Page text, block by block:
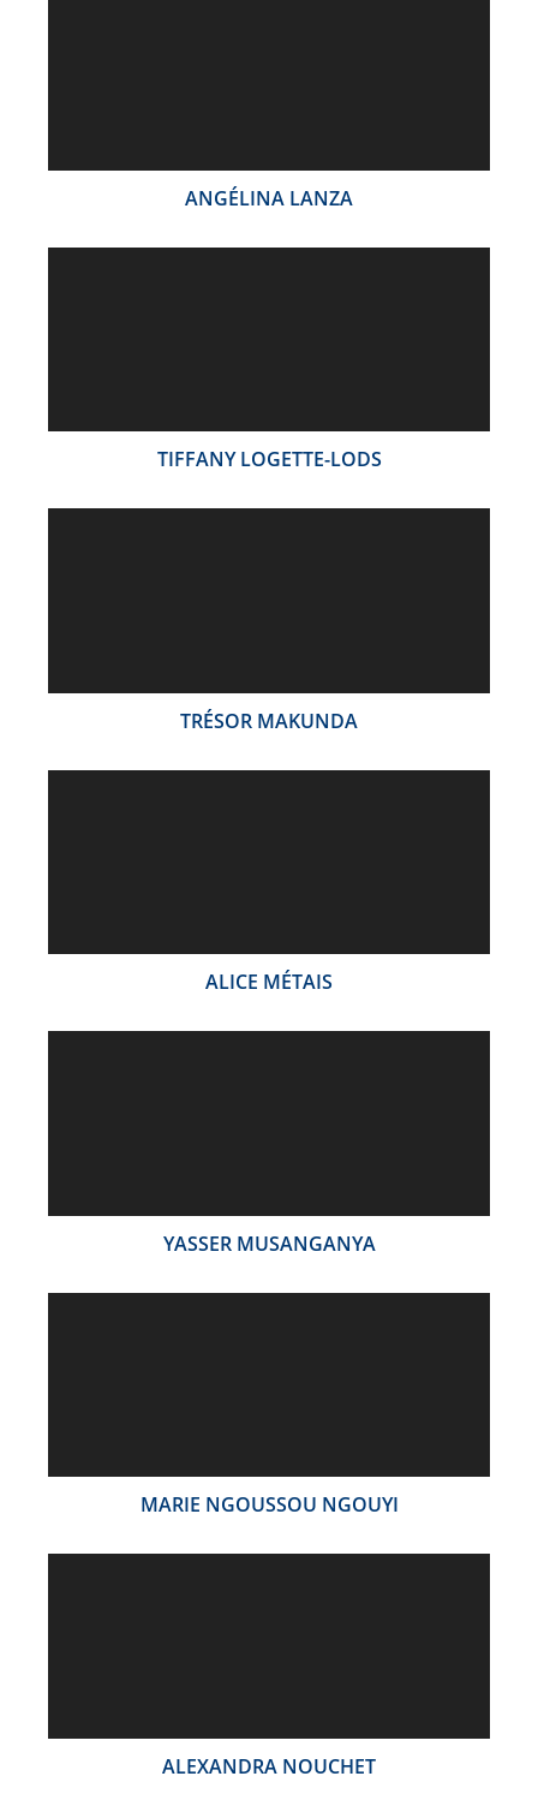
ANGÉLINA LANZA
TIFFANY LOGETTE-LODS
TRÉSOR MAKUNDA
ALICE MÉTAIS
YASSER MUSANGANYA
MARIE NGOUSSOU NGOUYI
ALEXANDRA NOUCHET